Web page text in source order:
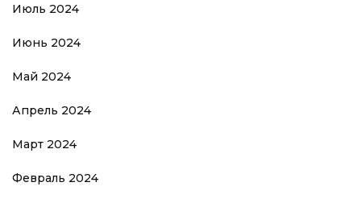
Июль 2024
Июнь 2024
Май 2024
Апрель 2024
Март 2024
Февраль 2024